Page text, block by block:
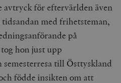
avtryck för eftervärlden även
med frihetsteman,
på
hon just upp
till Östtyskland
födde insikten om att